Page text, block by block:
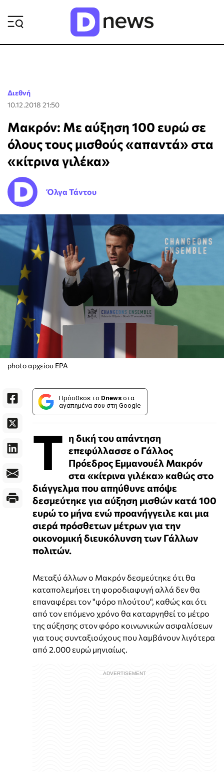
Διεθνή
10.12.2018 21:50
Μακρόν: Με αύξηση 100 ευρώ σε
όλους τους μισθούς «απαντά» στα
«κίτρινα γιλέκα»
Όλγα Τάντου
photo αρχείου EPA
Πρόσθεσε το Dnews στα
αγαπημένα σου στη Google
Τ η δική του απάντηση
επεφύλλασσε ο Γάλλος
Πρόεδρος Εμμανουέλ Μακρόν
στα «κίτρινα γιλέκα» καθώς στο
διάγγελμα που απηύθυνε απόψε
δεσμεύτηκε για αύξηση μισθών κατά 100
ευρώ το μήνα ενώ προανήγγειλε και μια
σιερά πρόσθετων μέτρων για την
οικονομική διευκόλυνση των Γάλλων
πολιτών.
Μεταξύ άλλων ο Μακρόν δεσμεύτηκε ότι θα
καταπολεμήσει τη φοροδιαφυγή αλλά δεν θα
επαναφέρει τον "φόρο πλούτου", καθώς και ότι
από τον επόμενο χρόνο θα καταργηθεί το μέτρο
της αύξησης στον φόρο κοινωνικών ασφαλίσεων
για τους συνταξιούχους που λαμβάνουν λιγότερα
από 2.000 ευρώ μηνιαίως.